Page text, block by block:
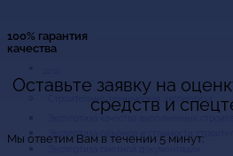
Экспертиза качества выполненных
Экспертиза объёмов и стоимости
Экспертиза сметной документации
100% гарантия
качества
Оставьте заявку на
средств и
Мы ответим Вам в течении 5 минут: